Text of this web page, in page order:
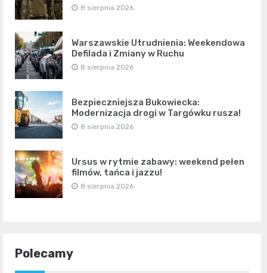
8 sierpnia 2026
Warszawskie Utrudnienia: Weekendowa
Defilada i Zmiany w Ruchu
8 sierpnia 2026
Bezpieczniejsza Bukowiecka:
Modernizacja drogi w Targówku rusza!
8 sierpnia 2026
Ursus w rytmie zabawy: weekend pełen
filmów, tańca i jazzu!
8 sierpnia 2026
Polecamy